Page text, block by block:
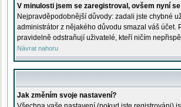
V minulosti jsem se zaregistroval, ovšem nyní
Nejpravděpodobnější důvody: zadali jste chybné
administrátor z nějakého důvodu smazal váš účet.
pravidelně odstraňují uživatelé, kteří ničím
Návrat nahoru
Jak změním svoje nastavení?